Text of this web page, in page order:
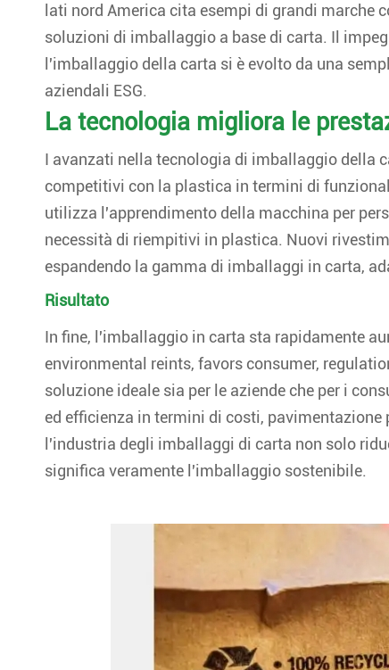
lati nord America cita esempi di grandi marche
soluzioni di imballaggio a base di carta. Il
l'imballaggio della carta si è evolto da una
aziendali ESG.
La tecnologia migliora le
I avanzati nella tecnologia di imballaggio della
competitivi con la plastica in termini di
utilizza l'apprendimento della macchina per
necessità di riempitivi in plastica. Nuovi
espandendo la gamma di imballaggi in carta,
Risultato
In fine, l'imballaggio in carta sta rapidamente
environmental reints, favors consumer,
soluzione ideale sia per le aziende che per i
ed efficienza in termini di costi,
l'industria degli imballaggi di carta non solo
significa veramente l'imballaggio sostenibile.